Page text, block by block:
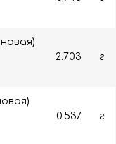
2.703 г
0.537 г